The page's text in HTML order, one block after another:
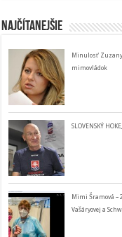
Najčítanejšie
Minulosť
mimovládok
SLOVENSKÝ
Mimi Šramová –
Vašáryovej a